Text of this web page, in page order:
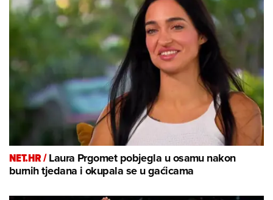
NET.HR /Laura Prgomet pobjegla u osamu nakon
burnih tjedana i okupala se u gaćicama